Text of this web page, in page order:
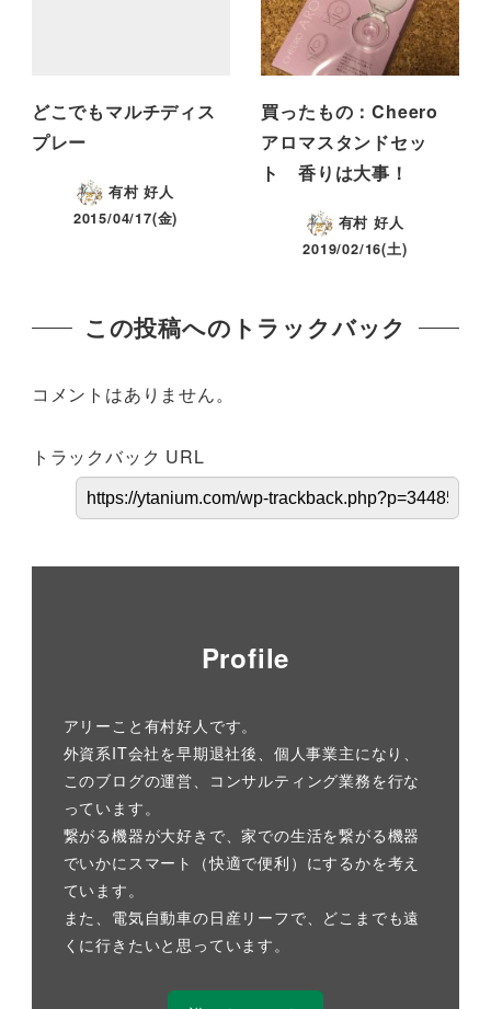
どこでもマルチディス
プレー
有村 好人
2015/04/17(金)
買ったもの：Cheero
アロマスタンドセッ
ト 香りは大事！
有村 好人
2019/02/16(土)
この投稿へのトラックバック
コメントはありません。
トラックバック URL
Profile
アリーこと有村好人です。
外資系IT会社を早期退社後、個人事業主になり、
このブログの運営、コンサルティング業務を行な
っています。
繋がる機器が大好きで、家での生活を繋がる機器
でいかにスマート（快適で便利）にするかを考え
ています。
また、電気自動車の日産リーフで、どこまでも遠
くに行きたいと思っています。